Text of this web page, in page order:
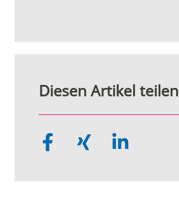
Diesen Artikel teilen